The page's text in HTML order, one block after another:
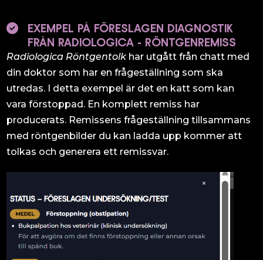
EXEMPEL PÅ FÖRESLAGEN DIAGNOSTIK
FRÅN RADIOLOGICA - RÖNTGENREMISS
Radiologica Röntgentolk har utgått från chatt med
din doktor som har en frågeställning som ska
utredas. I detta exempel är det en katt som kan
vara förstoppad. En komplett remiss har
producerats. Remissens frågeställning tillsammans
med röntgenbilder du kan ladda upp kommer att
tolkas och generera ett remissvar.